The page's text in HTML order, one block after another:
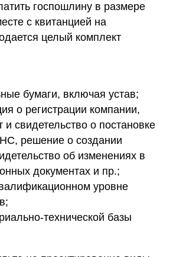
госпошлину в размере
с квитанцией на
целый комплект
бумаги, включая устав;
о регистрации компании,
и свидетельство о постановке
решение о создании
об изменениях в
документах и пр.;
уровне
технической базы